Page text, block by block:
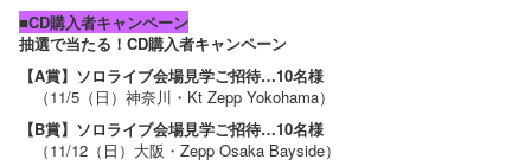
■CD購入者キャンペーン
抽選で当たる！CD購入者キャンペーン
【A賞】ソロライブ会場見学ご招待…10名様
（11/5（日）神奈川・Kt Zepp Yokohama）
【B賞】ソロライブ会場見学ご招待…10名様
（11/12（日）大阪・Zepp Osaka Bayside）